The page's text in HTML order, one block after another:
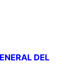
DEL